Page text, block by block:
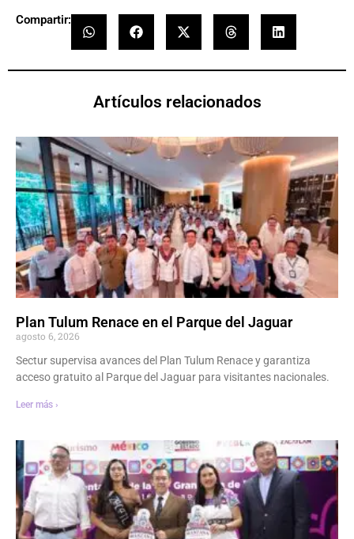
Compartir:
Artículos relacionados
Plan Tulum Renace en el Parque del Jaguar
agosto 6, 2026
Sectur supervisa avances del Plan Tulum Renace y garantiza
acceso gratuito al Parque del Jaguar para visitantes nacionales.
Leer más ›